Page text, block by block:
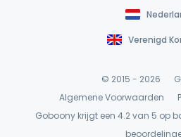
Verenigd
© 2015 - 2026
Algemene Voorwaarden
Goboony krijgt een 4.2 van 5 op